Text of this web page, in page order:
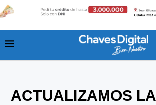
ACTUALIZAMOS LA